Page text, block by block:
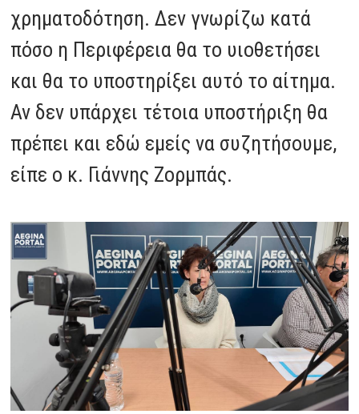
χρηματοδότηση. Δεν γνωρίζω κατά
πόσο η Περιφέρεια θα το υιοθετήσει
και θα το υποστηρίξει αυτό το αίτημα.
Αν δεν υπάρχει τέτοια υποστήριξη θα
πρέπει και εδώ εμείς να συζητήσουμε,
είπε ο κ. Γιάννης Ζορμπάς.